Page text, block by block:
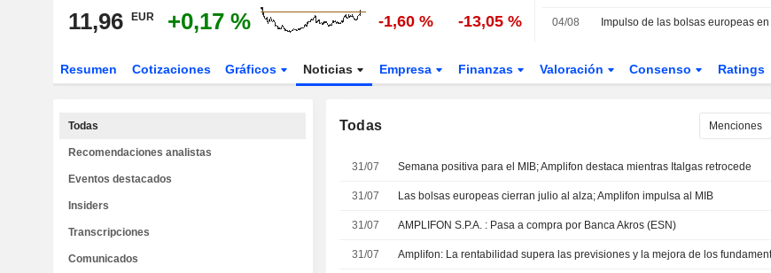
11,96 EUR +0,17 % -1,60 % -13,05 % 04/08
Resumen Cotizaciones Gráficos Noticias Empresa Finanzas Valoración Consenso Ratings
Todas Menciones
31/07 Semana positiva para el MIB; Amplifon destaca mientras Italgas retrocede
31/07 Las bolsas europeas cierran julio al alza; Amplifon impulsa al MIB
31/07 AMPLIFON S.P.A. : Pasa a compra por Banca Akros (ESN)
31/07
Todas
Recomendaciones analistas
Eventos destacados
Insiders
Transcripciones
Comunicados